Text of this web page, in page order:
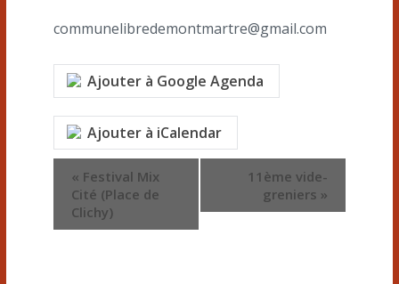
communelibredemontmartre@gmail.com
Ajouter à Google Agenda
Ajouter à iCalendar
N« Festival Mix
Cité (Place de
Clichy)
11ème vide-
greniers »